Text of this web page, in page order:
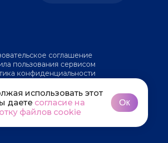
соглашение
пользования сервисом
конфиденциальности
использовать этот
даете согласие на
файлов cookie
Ок